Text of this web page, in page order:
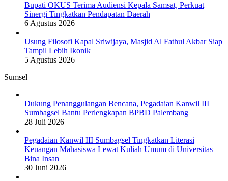
Bupati OKUS Terima Audiensi Kepala Samsat, Perkuat
Sinergi Tingkatkan Pendapatan Daerah
6 Agustus 2026
Usung Filosofi Kapal Sriwijaya, Masjid Al Fathul Akbar Siap
Tampil Lebih Ikonik
5 Agustus 2026
Sumsel
Dukung Penanggulangan Bencana, Pegadaian Kanwil III
Sumbagsel Bantu Perlengkapan BPBD Palembang
28 Juli 2026
Pegadaian Kanwil III Sumbagsel Tingkatkan Literasi
Keuangan Mahasiswa Lewat Kuliah Umum di Universitas
Bina Insan
30 Juni 2026